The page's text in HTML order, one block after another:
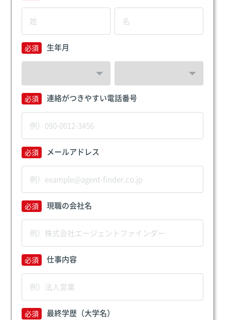
生年月
連絡がつきやすい電話番号
メールアドレス
現職の会社名
仕事内容
最終学歴（大学名）